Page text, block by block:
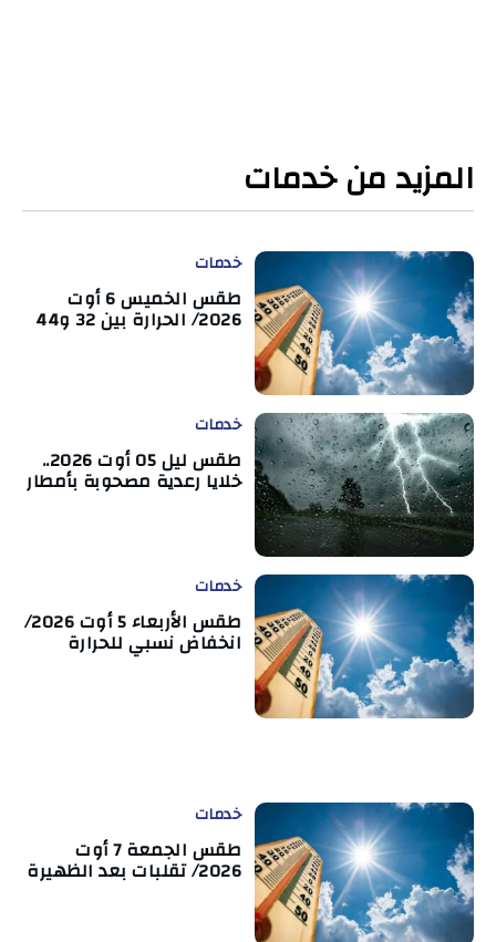
المزيد من خدمات
خدمات
طقس الخميس 6 أوت
2026/ الحرارة بين 32 و44
خدمات
طقس ليل 05 أوت 2026..
خلايا رعدية مصحوبة بأمطار
خدمات
طقس الأربعاء 5 أوت 2026/
انخفاض نسبي للحرارة
خدمات
طقس الجمعة 7 أوت
2026/ تقلبات بعد الظهيرة